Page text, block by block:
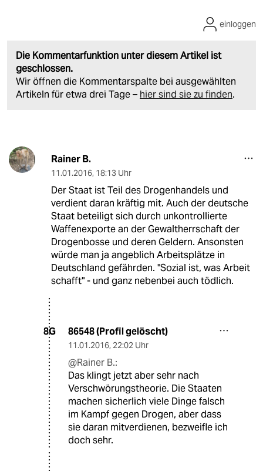
Die Kommentarfunktion unter diesem Artikel ist
geschlossen.
Wir öffnen die Kommentarspalte bei ausgewählten
Artikeln für etwa drei Tage – hier sind sie zu finden.
einloggen
Rainer B.
11.01.2016, 18:13 Uhr
Der Staat ist Teil des Drogenhandels und
verdient daran kräftig mit. Auch der deutsche
Staat beteiligt sich durch unkontrollierte
Waffenexporte an der Gewaltherrschaft der
Drogenbosse und deren Geldern. Ansonsten
würde man ja angeblich Arbeitsplätze in
Deutschland gefährden. "Sozial ist, was Arbeit
schafft" - und ganz nebenbei auch tödlich.
8G 86548 (Profil gelöscht)
11.01.2016, 22:02 Uhr
@Rainer B.:
Das klingt jetzt aber sehr nach
Verschwörungstheorie. Die Staaten
machen sicherlich viele Dinge falsch
im Kampf gegen Drogen, aber dass
sie daran mitverdienen, bezweifle ich
doch sehr.